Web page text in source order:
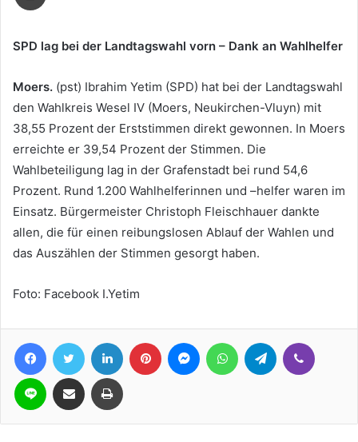
SPD lag bei der Landtagswahl vorn – Dank an Wahlhelfer
Moers. (pst) Ibrahim Yetim (SPD) hat bei der Landtagswahl
den Wahlkreis Wesel IV (Moers, Neukirchen-Vluyn) mit
38,55 Prozent der Erststimmen direkt gewonnen. In Moers
erreichte er 39,54 Prozent der Stimmen. Die
Wahlbeteiligung lag in der Grafenstadt bei rund 54,6
Prozent. Rund 1.200 Wahlhelferinnen und –helfer waren im
Einsatz. Bürgermeister Christoph Fleischhauer dankte
allen, die für einen reibungslosen Ablauf der Wahlen und
das Auszählen der Stimmen gesorgt haben.
Foto: Facebook I.Yetim
FacebookTwitter LinkedIn Pinterest MessengerWhatsAppTelegram
Line Teile per E-Mail Drucken